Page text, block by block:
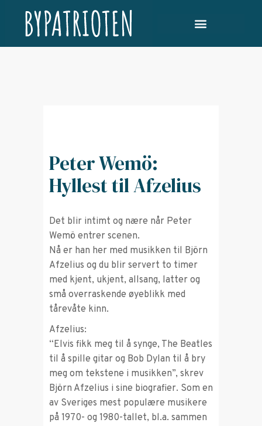
Peter Wemö:
Hyllest til Afzelius
Det blir intimt og nære når Peter
Wemö entrer scenen.
Nå er han her med musikken til Björn
Afzelius og du blir servert to timer
med kjent, ukjent, allsang, latter og
små overraskende øyeblikk med
tårevåte kinn.
Afzelius:
“Elvis fikk meg til å synge, The Beatles
til å spille gitar og Bob Dylan til å bry
meg om tekstene i musikken”, skrev
Björn Afzelius i sine biografier. Som en
av Sveriges mest populære musikere
på 1970- og 1980-tallet, bl.a. sammen